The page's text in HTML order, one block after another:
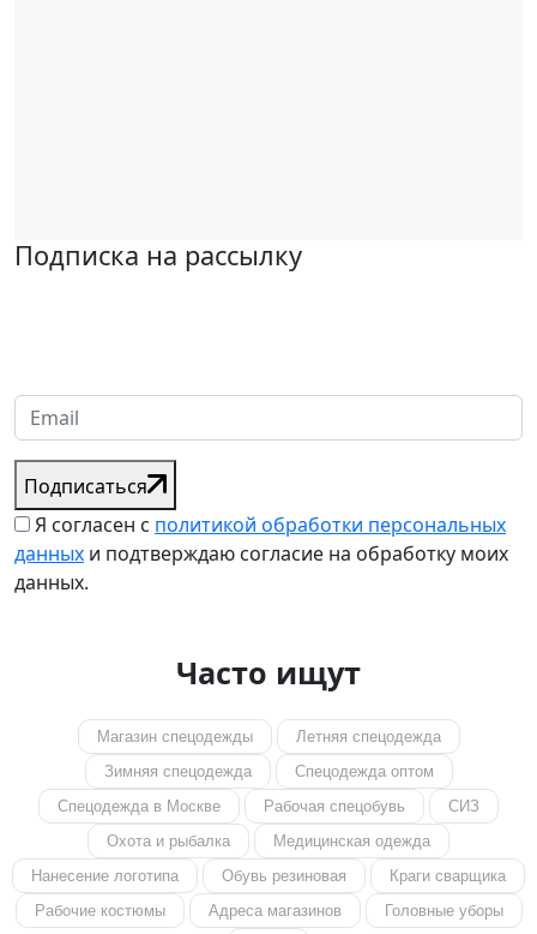
Подписка на рассылку
Подписаться
Я согласен с политикой обработки персональных
данных и подтверждаю согласие на обработку моих
данных.
Часто ищут
Магазин спецодежды
Летняя спецодежда
Зимняя спецодежда
Спецодежда оптом
Спецодежда в Москве
Рабочая спецобувь
СИЗ
Охота и рыбалка
Медицинская одежда
Нанесение логотипа
Обувь резиновая
Краги сварщика
Рабочие костюмы
Адреса магазинов
Головные уборы